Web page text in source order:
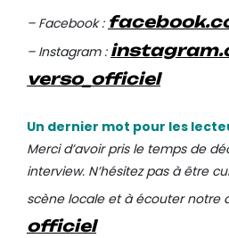
– Facebook :
– Instagram :
verso_officiel
Un dernier mot pour les
Merci d’avoir pris le temps de
interview. N’hésitez pas à être
scène locale et à écouter notre
officiel